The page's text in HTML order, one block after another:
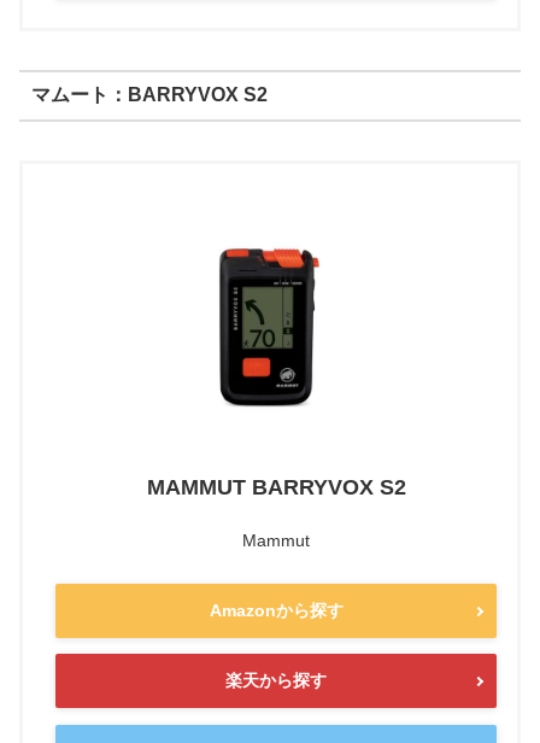
マムート：BARRYVOX S2
MAMMUT BARRYVOX S2
Mammut
Amazonから探す
楽天から探す